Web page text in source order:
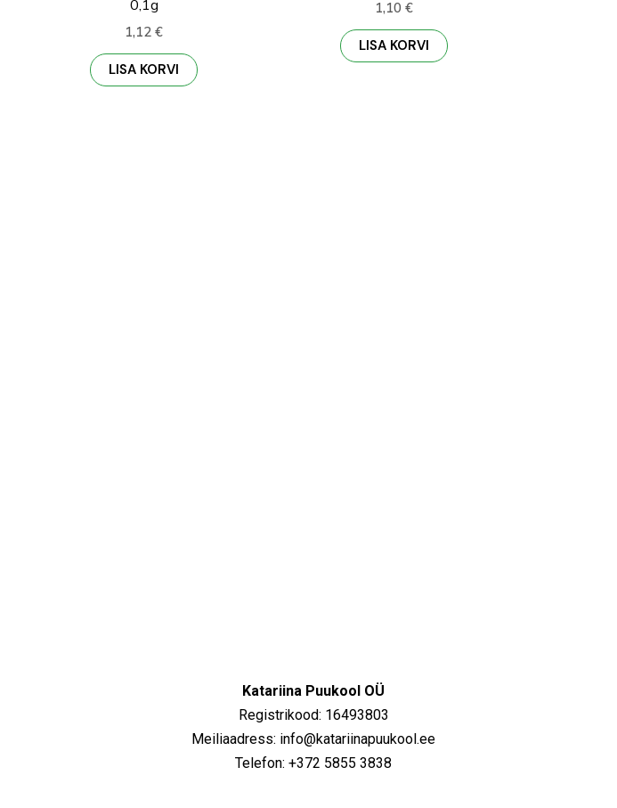
0,1g
1,12 €
LISA KORVI
1,10 €
LISA KORVI
Katariina Puukool OÜ
Registrikood: 16493803
Meiliaadress: info@katariinapuukool.ee
Telefon: +372 5855 3838